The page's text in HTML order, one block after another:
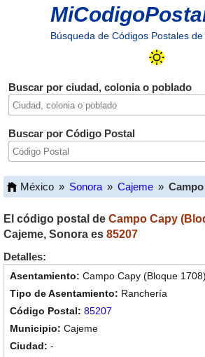
Búsqueda de Códigos Postales
Buscar por ciudad, colonia o poblado
Buscar por Código Postal
México » Sonora » Cajeme »
El código postal de Campo Capy
Cajeme, Sonora es 85207
Detalles:
Campo Capy (Bloque 1708)
Ranchería
85207
Cajeme
-